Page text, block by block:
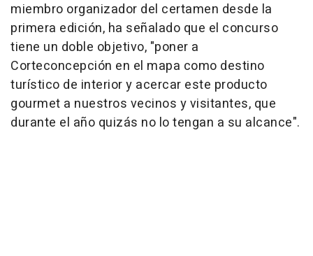
miembro organizador del certamen desde la
primera edición, ha señalado que el concurso
tiene un doble objetivo, "poner a
Corteconcepción en el mapa como destino
turístico de interior y acercar este producto
gourmet a nuestros vecinos y visitantes, que
durante el año quizás no lo tengan a su alcance".